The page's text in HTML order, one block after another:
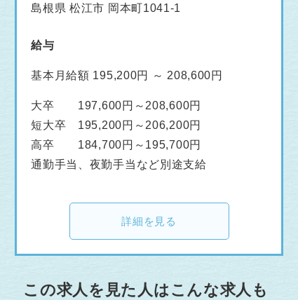
島根県 松江市 岡本町1041-1
給与
基本月給額 195,200円 ～ 208,600円
大卒 197,600円～208,600円
短大卒 195,200円～206,200円
高卒 184,700円～195,700円
通勤手当、夜勤手当など別途支給
詳細を見る
この求人を見た人はこんな求人も